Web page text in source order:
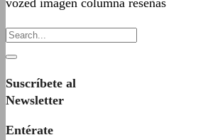
Suscríbete al
Newsletter
Entérate